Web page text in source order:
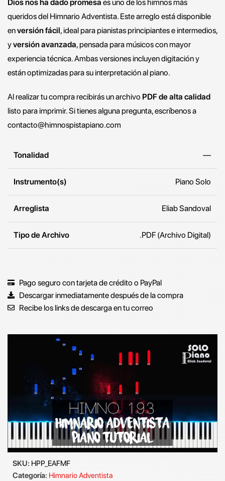
Dios nos ha dado promesa es uno de los himnos más
queridos del Himnario Adventista. Este arreglo está disponible
enversión fácil, ideal para pianistas principiantes e intermedios,
yversión avanzada, pensada para músicos con mayor
experiencia técnica. Ambas versiones incluyen digitación y
están optimizadas para su interpretación al piano.
Al realizar tu compra recibirás un archivo PDF de alta calidad
listo para imprimir. Si tienes alguna pregunta, escríbenos a
contacto@himnospistapiano.com
Tonalidad —
Instrumento(s) Piano Solo
Arreglista Eliab Sandoval
Tipo de Archivo .PDF (Archivo Digital)
Pago seguro con tarjeta de crédito o PayPal
Descargar inmediatamente después de la compra
Recibe los links de descarga en tu correo
SKU: HPP_EAFMF
Categoría: Himnario Adventista